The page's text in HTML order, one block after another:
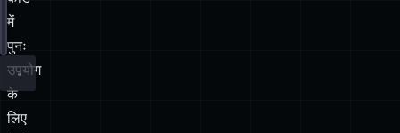
में
पुनः
उपयोग
के
लिए